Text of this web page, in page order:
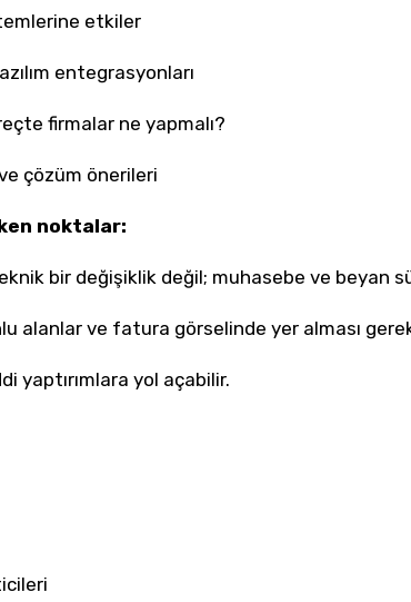
etkiler
entegrasyonları
firmalar ne yapmalı?
ve çözüm önerileri
noktalar:
bir değişiklik değil; muhasebe ve beyan
alanlar ve fatura görselinde yer alması
yaptırımlara yol açabilir.